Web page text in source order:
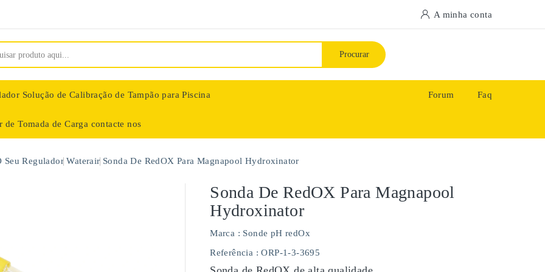
A minha conta
Procurar
Solução de Calibração de Tampão para Piscina
de Tomada de Carga contacte nos
Forum Faq
Seu Regulador Waterair Sonda De RedOX Para Magnapool Hydroxinator
Sonda De RedOX Para Magnapool
Hydroxinator
Marca : Sonde pH redOx
Referência : ORP-1-3-3695